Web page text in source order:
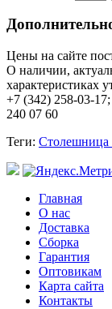
Цены на сайте
О наличии,
характеристиках
+7 (342) 258-03-
240 07 60
Теги:
Главная
О нас
Доставка
Сборка
Гарантия
Оптовикам
Карта сайта
Контакты